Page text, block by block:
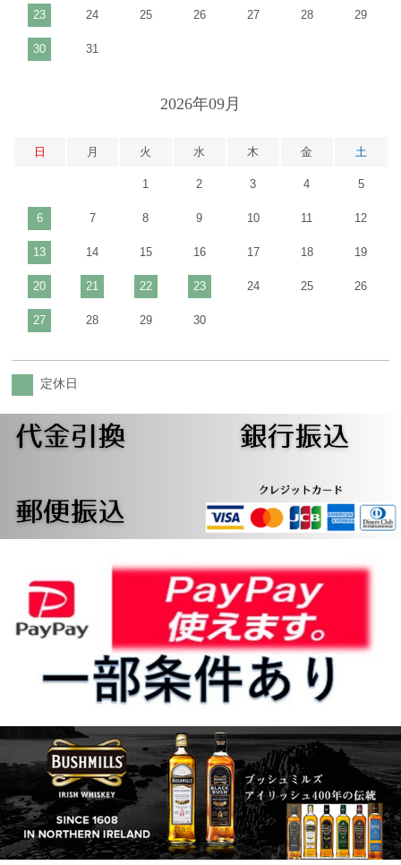
23 24 25 26 27 28 29
30 31
2026年09月
日 月 火 水 木 金 土
1 2 3 4 5
6 7 8 9 10 11 12
13 14 15 16 17 18 19
20 21 22 23 24 25 26
27 28 29 30
定休日